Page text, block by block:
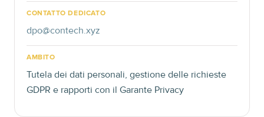
CONTATTO DEDICATO
dpo@contech.xyz
AMBITO
Tutela dei dati personali, gestione delle richieste
GDPR e rapporti con il Garante Privacy